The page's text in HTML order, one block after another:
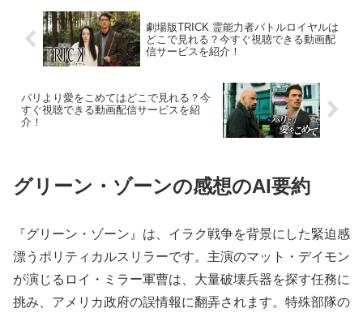
劇場版TRICK 霊能力者バトルロイヤルは
どこで見れる？今すぐ視聴できる動画配
信サービスを紹介！
パリより愛をこめてはどこで見れる？今
すぐ視聴できる動画配信サービスを紹
介！
グリーン・ゾーンの感想のAI要約
『グリーン・ゾーン』は、イラク戦争を背景にした緊迫感
漂うポリティカルスリラーです。主演のマット・デイモン
が演じるロイ・ミラー軍曹は、大量破壊兵器を探す任務に
挑み、アメリカ政府の誤情報に翻弄されます。特殊部隊の